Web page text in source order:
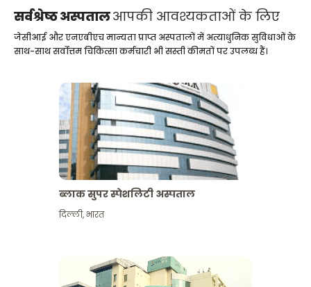
सर्वश्रेष्ठ अस्पतालआपकी आवश्यकताओं के लिए
जेसीआई और एनएबीएच मान्यता प्राप्त अस्पतालों में अत्याधुनिक सुविधाओं के
साथ-साथ सर्वोत्तम चिकित्सा कर्मचारी भी सस्ती कीमतों पर उपलब्ध हैं।
ब्लाक सुपर स्पेशलिटी अस्पताल
दिल्ली,भारत